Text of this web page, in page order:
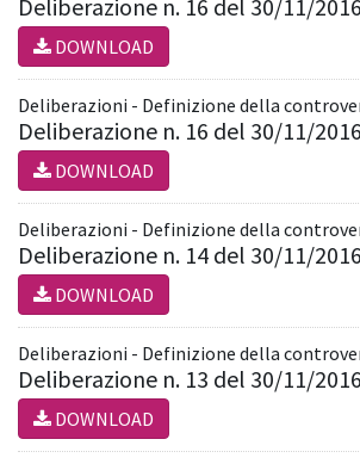
Deliberazione n. 16 del 30/11/2016
DOWNLOAD
Deliberazioni - Definizione della
Deliberazione n. 16 del 30/11/2016
DOWNLOAD
Deliberazioni - Definizione della
Deliberazione n. 14 del 30/11/2016
DOWNLOAD
Deliberazioni - Definizione della
Deliberazione n. 13 del 30/11/2016
DOWNLOAD